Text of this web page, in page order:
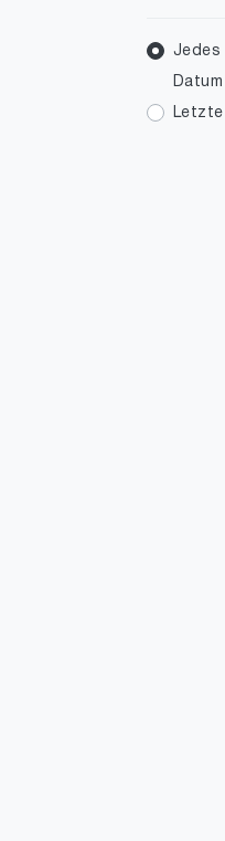
Jedes
Datum